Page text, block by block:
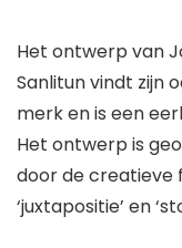
Het ontwerp van
Sanlitun vindt zijn
merk en is een
Het ontwerp is
door de creatieve
‘juxtapositie’ en